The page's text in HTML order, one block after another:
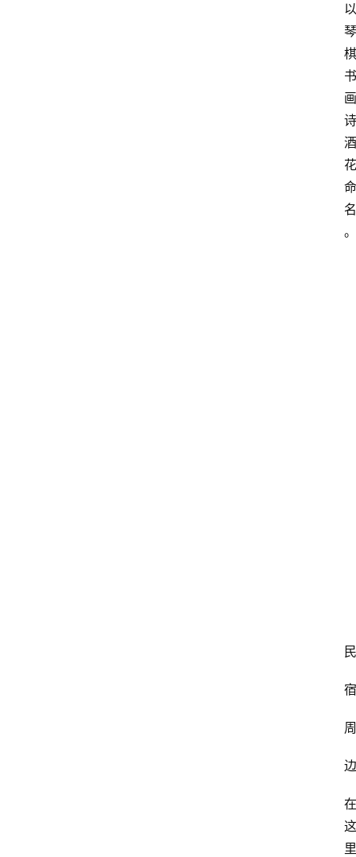
以
琴
棋
书
画
诗
酒
花
命
名
。
民
宿
周
边
在
这
里